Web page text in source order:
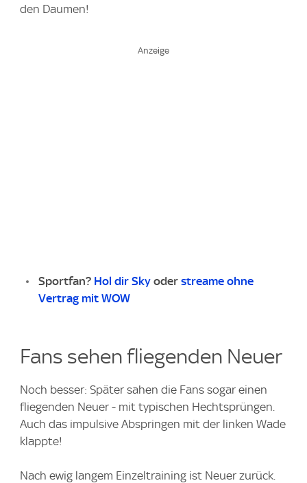
den Daumen!
Sportfan? Hol dir Sky oder streame ohne
Vertrag mit WOW
Fans sehen fliegenden Neuer
Noch besser: Später sahen die Fans sogar einen
fliegenden Neuer - mit typischen Hechtsprüngen.
Auch das impulsive Abspringen mit der linken Wade
klappte!
Nach ewig langem Einzeltraining ist Neuer zurück.